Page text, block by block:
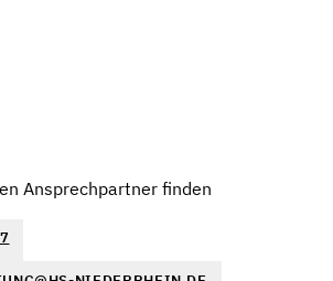
Ansprechpartner finden